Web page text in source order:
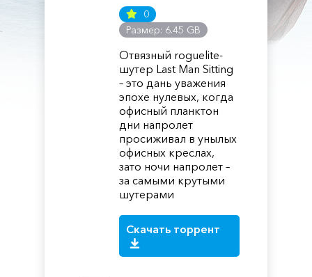
0
Размер: 6.45 GB
Отвязный roguelite-
шутер Last Man Sitting
– это дань уважения
эпохе нулевых, когда
офисный планктон
дни напролет
просиживал в унылых
офисных креслах,
зато ночи напролет –
за самыми крутыми
шутерами
Скачать торрент